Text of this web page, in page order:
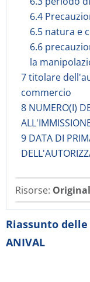
6.4
6.5 natura e
6.6
la
7 titolare
commercio
8 NUMERO(I)
9 DATA DI
Risorse:
Riassunto
ANIVAL